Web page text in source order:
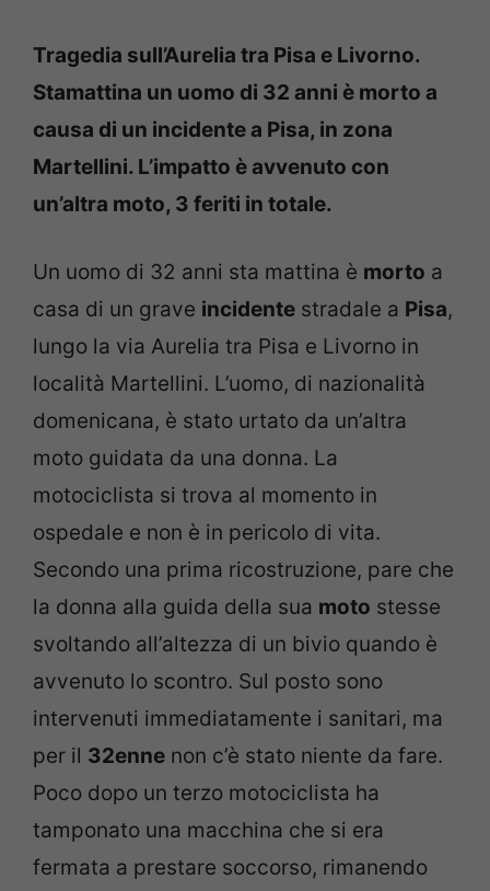
Tragedia sull’Aurelia tra Pisa e Livorno.
Stamattina un uomo di 32 anni è morto a
causa di un incidente a Pisa, in zona
Martellini. L’impatto è avvenuto con
un’altra moto, 3 feriti in totale.
Un uomo di 32 anni sta mattina è morto a
casa di un grave incidente stradale a Pisa,
lungo la via Aurelia tra Pisa e Livorno in
località Martellini. L’uomo, di nazionalità
domenicana, è stato urtato da un’altra
moto guidata da una donna. La
motociclista si trova al momento in
ospedale e non è in pericolo di vita.
Secondo una prima ricostruzione, pare che
la donna alla guida della sua moto stesse
svoltando all’altezza di un bivio quando è
avvenuto lo scontro. Sul posto sono
intervenuti immediatamente i sanitari, ma
per il 32enne non c’è stato niente da fare.
Poco dopo un terzo motociclista ha
tamponato una macchina che si era
fermata a prestare soccorso, rimanendo